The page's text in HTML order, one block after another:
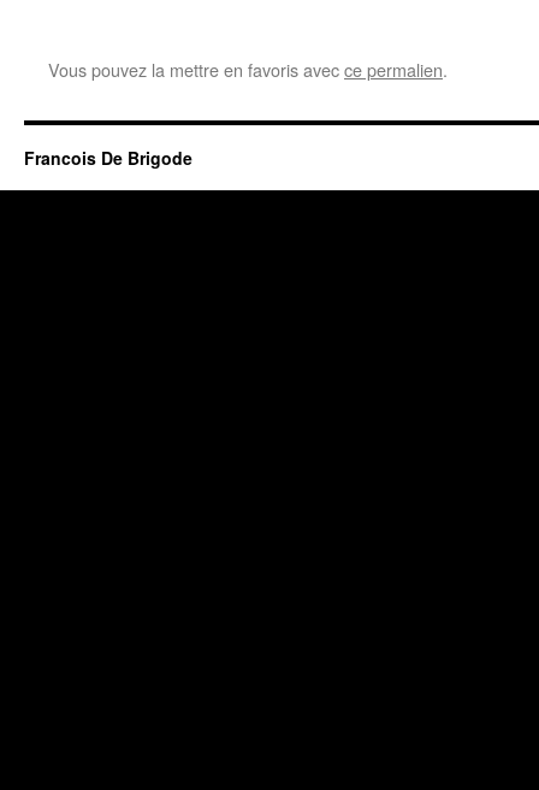
Vous pouvez la mettre en favoris avecce permalien.
Francois De Brigode